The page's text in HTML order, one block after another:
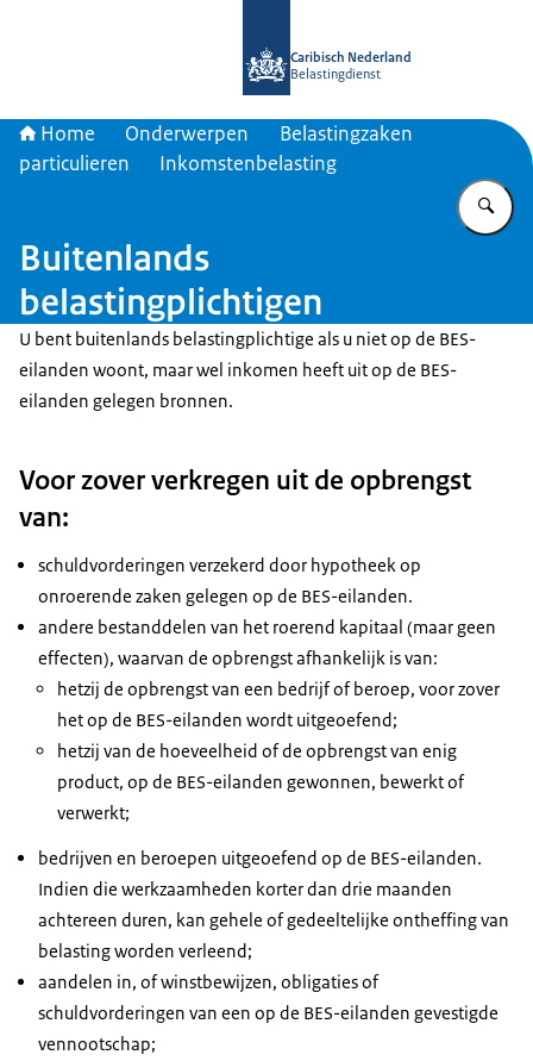
Caribisch Nederland
Belastingdienst
Home Onderwerpen
Belastingzaken
particulieren
Inkomstenbelasting
Buitenlands
belastingplichtigen
U bent buitenlands belastingplichtige als u niet op de BES-
eilanden woont, maar wel inkomen heeft uit op de BES-
eilanden gelegen bronnen.
Voor zover verkregen uit de opbrengst
van:
schuldvorderingen verzekerd door hypotheek op
onroerende zaken gelegen op de BES-eilanden.
andere bestanddelen van het roerend kapitaal (maar geen
effecten), waarvan de opbrengst afhankelijk is van:
hetzij de opbrengst van een bedrijf of beroep, voor zover
het op de BES-eilanden wordt uitgeoefend;
hetzij van de hoeveelheid of de opbrengst van enig
product, op de BES-eilanden gewonnen, bewerkt of
verwerkt;
bedrijven en beroepen uitgeoefend op de BES-eilanden.
Indien die werkzaamheden korter dan drie maanden
achtereen duren, kan gehele of gedeeltelijke ontheffing van
belasting worden verleend;
aandelen in, of winstbewijzen, obligaties of
schuldvorderingen van een op de BES-eilanden gevestigde
vennootschap;